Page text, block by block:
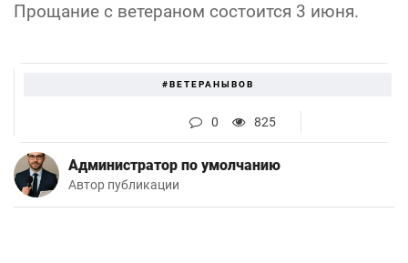
Прощание с ветераном состоится 3 июня.
#ВЕТЕРАНЫВОВ
0 825
Администратор по умолчанию
Автор публикации